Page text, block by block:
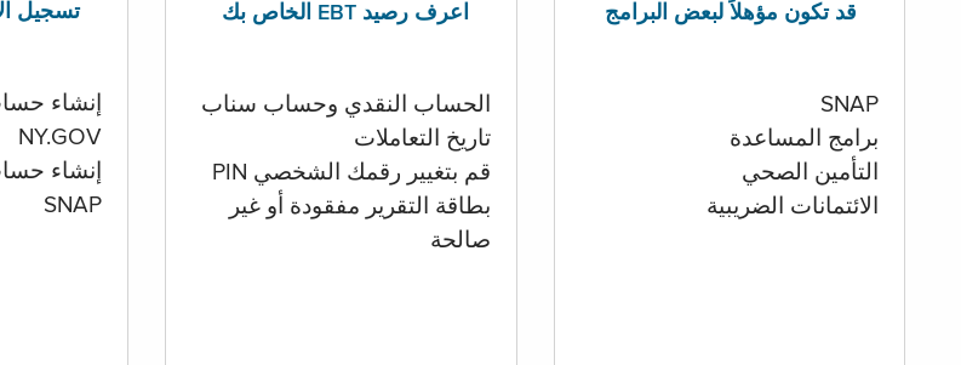
تسجيل
إنشاء
NY.GOV
إنشاء
SNAP
اعرف رصيد EBT الخاص بك
الحساب النقدي وحساب سناب
تاريخ التعاملات
قم بتغيير رقمك الشخصي PIN
بطاقة التقرير مفقودة أو غير
صالحة
قد تكون مؤهلاً لبعض البرامج
SNAP
برامج المساعدة
التأمين الصحي
الائتمانات الضريبية